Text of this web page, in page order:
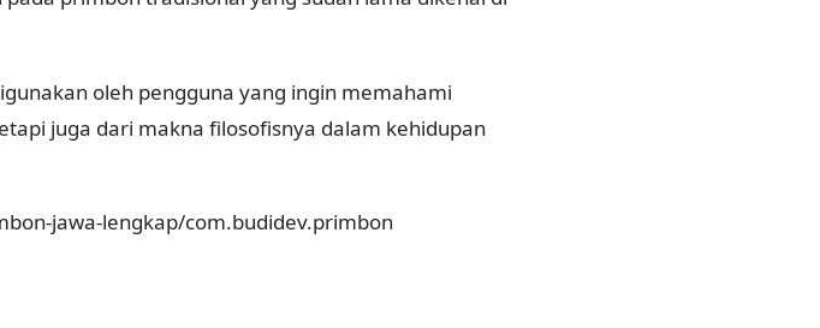
oleh pengguna yang ingin memahami
juga dari makna filosofisnya dalam kehidupan
jawa-lengkap/com.budidev.primbon